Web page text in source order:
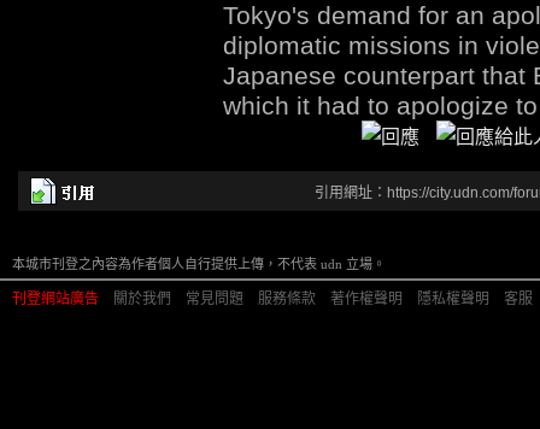
Tokyo's demand for an
diplomatic missions in
Japanese counterpart that
which it had to apologize
引用網址：https://city.udn.com/
本城市刊登之內容為作者個人自行提供上傳，不代表 udn 立場。
刊登網站廣告 關於我們 常見問題 服務條款 著作權聲明 隱私權聲明 客服